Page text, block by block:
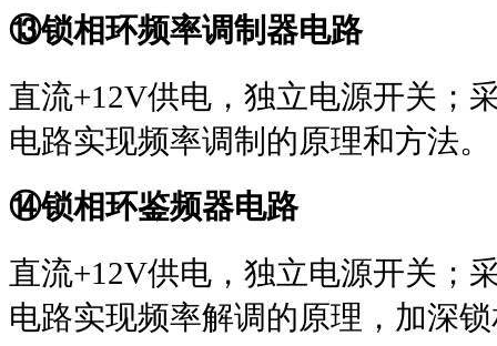
⑬锁相环频率调制器电路
直流+12V供电，独立电源开关；
电路实现频率调制的原理和方法。
⑭锁相环鉴频器电路
直流+12V供电，独立电源开关；
电路实现频率解调的原理，加深